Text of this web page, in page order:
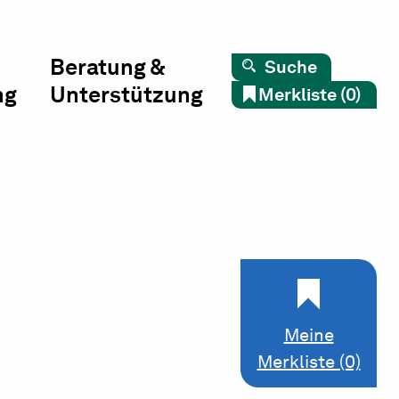
Beratung &
Unterstützung
Suche
Merkliste (0)
Meine
Merkliste (0)